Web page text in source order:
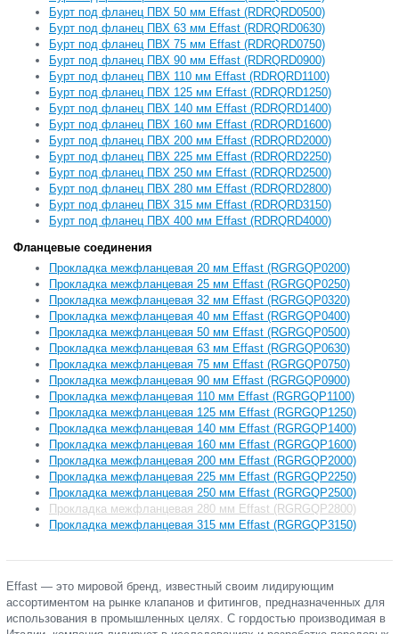
Бурт под фланец ПВХ 50 мм Effast (RDRQRD0500)
Бурт под фланец ПВХ 63 мм Effast (RDRQRD0630)
Бурт под фланец ПВХ 75 мм Effast (RDRQRD0750)
Бурт под фланец ПВХ 90 мм Effast (RDRQRD0900)
Бурт под фланец ПВХ 110 мм Effast (RDRQRD1100)
Бурт под фланец ПВХ 125 мм Effast (RDRQRD1250)
Бурт под фланец ПВХ 140 мм Effast (RDRQRD1400)
Бурт под фланец ПВХ 160 мм Effast (RDRQRD1600)
Бурт под фланец ПВХ 200 мм Effast (RDRQRD2000)
Бурт под фланец ПВХ 225 мм Effast (RDRQRD2250)
Бурт под фланец ПВХ 250 мм Effast (RDRQRD2500)
Бурт под фланец ПВХ 280 мм Effast (RDRQRD2800)
Бурт под фланец ПВХ 315 мм Effast (RDRQRD3150)
Бурт под фланец ПВХ 400 мм Effast (RDRQRD4000)
Фланцевые соединения
Прокладка межфланцевая 20 мм Effast (RGRGQP0200)
Прокладка межфланцевая 25 мм Effast (RGRGQP0250)
Прокладка межфланцевая 32 мм Effast (RGRGQP0320)
Прокладка межфланцевая 40 мм Effast (RGRGQP0400)
Прокладка межфланцевая 50 мм Effast (RGRGQP0500)
Прокладка межфланцевая 63 мм Effast (RGRGQP0630)
Прокладка межфланцевая 75 мм Effast (RGRGQP0750)
Прокладка межфланцевая 90 мм Effast (RGRGQP0900)
Прокладка межфланцевая 110 мм Effast (RGRGQP1100)
Прокладка межфланцевая 125 мм Effast (RGRGQP1250)
Прокладка межфланцевая 140 мм Effast (RGRGQP1400)
Прокладка межфланцевая 160 мм Effast (RGRGQP1600)
Прокладка межфланцевая 200 мм Effast (RGRGQP2000)
Прокладка межфланцевая 225 мм Effast (RGRGQP2250)
Прокладка межфланцевая 250 мм Effast (RGRGQP2500)
Прокладка межфланцевая 280 мм Effast (RGRGQP2800)
Прокладка межфланцевая 315 мм Effast (RGRGQP3150)
Effast — это мировой бренд, известный своим лидирующим
ассортиментом на рынке клапанов и фитингов, предназначенных для
использования в промышленных целях. С гордостью производимая в